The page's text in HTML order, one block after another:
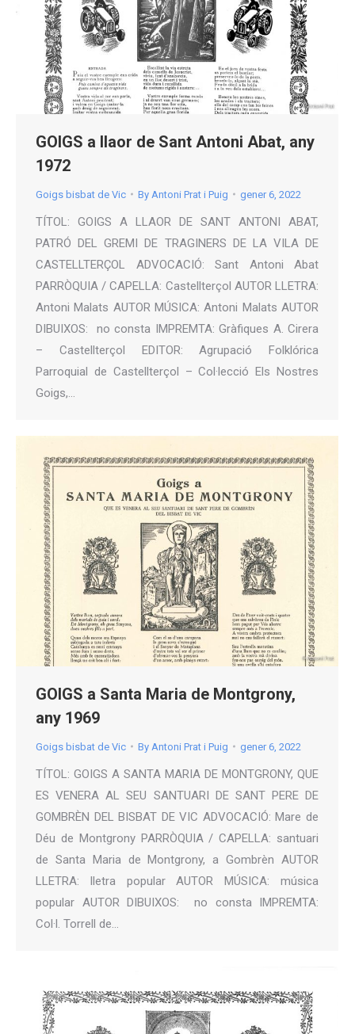
GOIGS a llaor de Sant Antoni Abat, any
1972
Goigs bisbat de Vic By Antoni Prat i Puig gener 6, 2022
TÍTOL: GOIGS A LLAOR DE SANT ANTONI ABAT,
PATRÓ DEL GREMI DE TRAGINERS DE LA VILA DE
CASTELLTERÇOL ADVOCACIÓ: Sant Antoni Abat
PARRÒQUIA / CAPELLA: Castellterçol AUTOR LLETRA:
Antoni Malats AUTOR MÚSICA: Antoni Malats AUTOR
DIBUIXOS: no consta IMPREMTA: Gràfiques A. Cirera
– Castellterçol EDITOR: Agrupació Folklórica
Parroquial de Castellterçol – Col·lecció Els Nostres
Goigs,…
GOIGS a Santa Maria de Montgrony,
any 1969
Goigs bisbat de Vic By Antoni Prat i Puig gener 6, 2022
TÍTOL: GOIGS A SANTA MARIA DE MONTGRONY, QUE
ES VENERA AL SEU SANTUARI DE SANT PERE DE
GOMBRÈN DEL BISBAT DE VIC ADVOCACIÓ: Mare de
Déu de Montgrony PARRÒQUIA / CAPELLA: santuari
de Santa Maria de Montgrony, a Gombrèn AUTOR
LLETRA: lletra popular AUTOR MÚSICA: música
popular AUTOR DIBUIXOS: no consta IMPREMTA:
Col·l. Torrell de…